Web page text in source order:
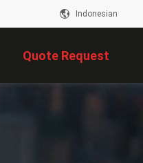
Indonesian
Quote Request